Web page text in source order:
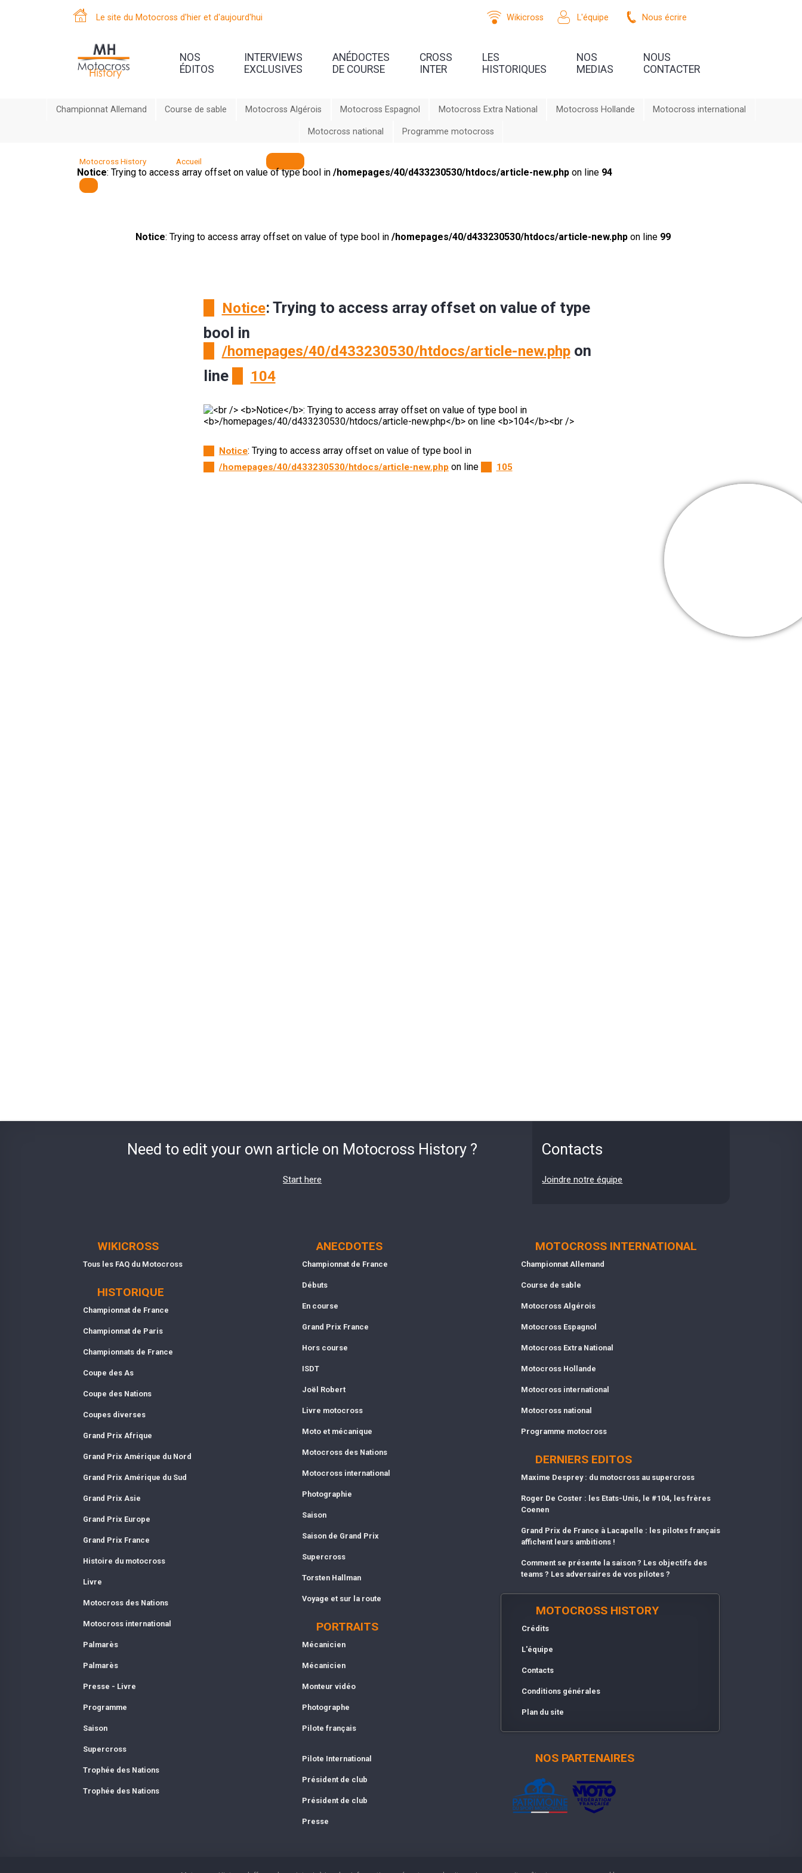
Le site du Motocross d'hier et d'aujourd'hui Wikicross L'équipe Nous écrire
NOS
ÉDITOS
INTERVIEWS
EXCLUSIVES
ANÉDOCTES
DE COURSE
CROSS
INTER
LES
HISTORIQUES
NOS
MEDIAS
NOUS
CONTACTER
Championnat Allemand Course de sable Motocross Algérois Motocross Espagnol Motocross Extra National Motocross Hollande Motocross international
Motocross national Programme motocross
Motocross History Accueil
Notice: Trying to access array offset on value of type bool in /homepages/40/d433230530/htdocs/article-new.phpon line 94
Notice: Trying to access array offset on value of type bool in/homepages/40/d433230530/htdocs/article-new.php on line 99
Notice: Trying to access array offset on value of type
bool in
/homepages/40/d433230530/htdocs/article-new.phpon
line
104
Notice: Trying to access array offset on value of type bool in
/homepages/40/d433230530/htdocs/article-new.php on line 105
Need to edit your own article on Motocross History ?
Start here
Contacts
Joindre notre équipe
WIKICROSS
Tous les FAQ du Motocross
HISTORIQUE
Championnat de France
Championnat de Paris
Championnats de France
Coupe des As
Coupe des Nations
Coupes diverses
Grand Prix Afrique
Grand Prix Amérique du Nord
Grand Prix Amérique du Sud
Grand Prix Asie
Grand Prix Europe
Grand Prix France
Histoire du motocross
Livre
Motocross des Nations
Motocross international
Palmarès
Palmarès
Presse - Livre
Programme
Saison
Supercross
Trophée des Nations
Trophée des Nations
ANECDOTES
Championnat de France
Débuts
En course
Grand Prix France
Hors course
ISDT
Joël Robert
Livre motocross
Moto et mécanique
Motocross des Nations
Motocross international
Photographie
Saison
Saison de Grand Prix
Supercross
Torsten Hallman
Voyage et sur la route
PORTRAITS
Mécanicien
Mécanicien
Monteur vidéo
Photographe
Pilote français
Pilote International
Président de club
Président de club
Presse
MOTOCROSS INTERNATIONAL
Championnat Allemand
Course de sable
Motocross Algérois
Motocross Espagnol
Motocross Extra National
Motocross Hollande
Motocross international
Motocross national
Programme motocross
DERNIERS EDITOS
Maxime Desprey : du motocross au supercross
Roger De Coster : les Etats-Unis, le #104, les frères
Coenen
Grand Prix de France à Lacapelle : les pilotes français
affichent leurs ambitions !
Comment se présente la saison ? Les objectifs des
teams ? Les adversaires de vos pilotes ?
MOTOCROSS HISTORY
Crédits
L'équipe
Contacts
Conditions générales
Plan du site
NOS PARTENAIRES